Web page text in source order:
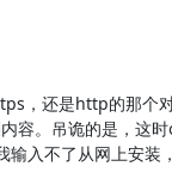
，还是http的那个
容。吊诡的是，这
输入不了从网上安装